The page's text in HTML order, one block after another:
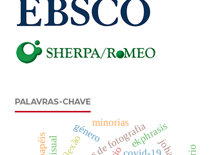
PALAVRAS-CHAVE
género ekphrasis
minorias